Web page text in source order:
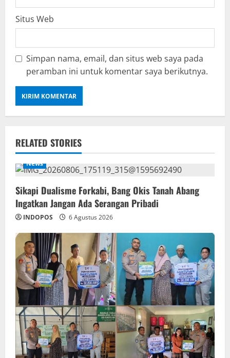
Situs Web
Simpan nama, email, dan situs web saya pada
peramban ini untuk komentar saya berikutnya.
RELATED STORIES
News
Sikapi Dualisme Forkabi, Bang Okis Tanah Abang
Ingatkan Jangan Ada Serangan Pribadi
INDOPOS 6 Agustus 2026